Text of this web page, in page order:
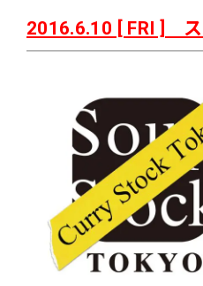
2016.6.10 [ FRI ] ス